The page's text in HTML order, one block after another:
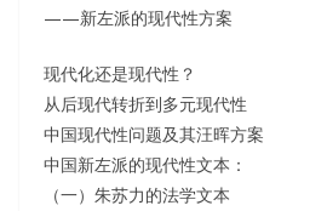
——新左派的现代性方案
现代化还是现代性？
从后现代转折到多元现代性
中国现代性问题及其汪晖方案
中国新左派的现代性文本：
（一）朱苏力的法学文本